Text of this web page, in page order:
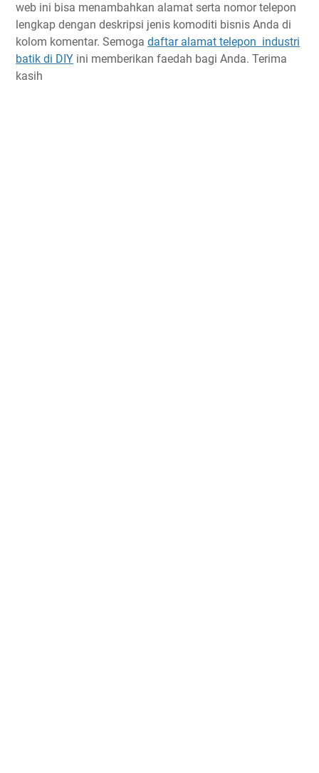
web ini bisa menambahkan alamat serta nomor telepon
lengkap dengan deskripsi jenis komoditi bisnis Anda di
kolom komentar. Semoga daftar alamat telepon industri
batik di DIY ini memberikan faedah bagi Anda. Terima
kasih